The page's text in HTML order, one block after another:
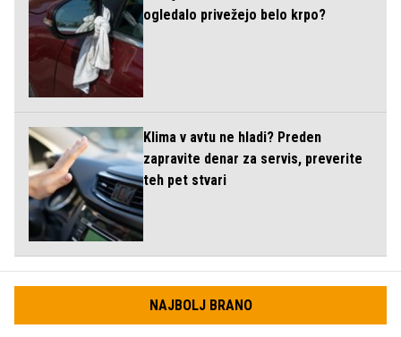
ogledalo privežejo belo krpo?
Klima v avtu ne hladi? Preden
zapravite denar za servis, preverite
teh pet stvari
NAJBOLJ BRANO